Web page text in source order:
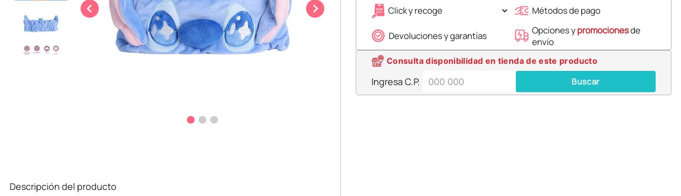
Descripción del producto
Click y recoge Métodos de pago
Devoluciones y garantías Opciones ypromocionesde
envío
Consulta disponibilidad en tienda de este producto
Ingresa C.P. Buscar
10. toy story